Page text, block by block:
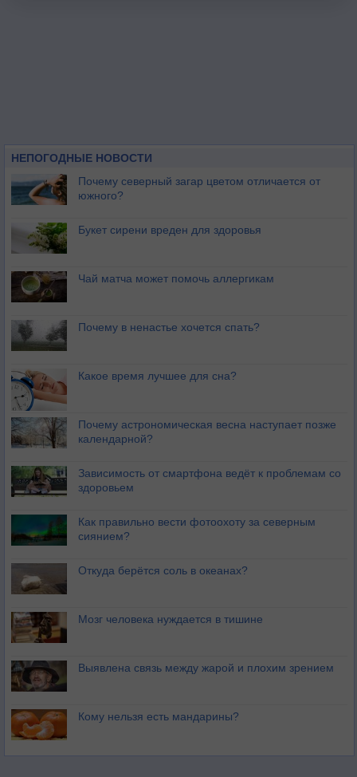
НЕПОГОДНЫЕ НОВОСТИ
Почему северный загар цветом отличается от
южного?
Букет сирени вреден для здоровья
Чай матча может помочь аллергикам
Почему в ненастье хочется спать?
Какое время лучшее для сна?
Почему астрономическая весна наступает позже
календарной?
Зависимость от смартфона ведёт к проблемам со
здоровьем
Как правильно вести фотоохоту за северным
сиянием?
Откуда берётся соль в океанах?
Мозг человека нуждается в тишине
Выявлена связь между жарой и плохим зрением
Кому нельзя есть мандарины?